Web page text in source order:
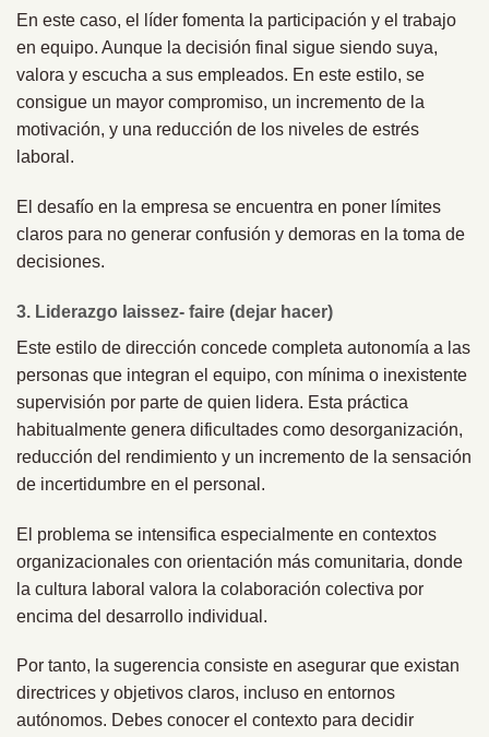
En este caso, el líder fomenta la participación y el trabajo
en equipo. Aunque la decisión final sigue siendo suya,
valora y escucha a sus empleados. En este estilo, se
consigue un mayor compromiso, un incremento de la
motivación, y una reducción de los niveles de estrés
laboral.
El desafío en la empresa se encuentra en poner límites
claros para no generar confusión y demoras en la toma de
decisiones.
3. Liderazgo laissez- faire (dejar hacer)
Este estilo de dirección concede completa autonomía a las
personas que integran el equipo, con mínima o inexistente
supervisión por parte de quien lidera. Esta práctica
habitualmente genera dificultades como desorganización,
reducción del rendimiento y un incremento de la sensación
de incertidumbre en el personal.
El problema se intensifica especialmente en contextos
organizacionales con orientación más comunitaria, donde
la cultura laboral valora la colaboración colectiva por
encima del desarrollo individual.
Por tanto, la sugerencia consiste en asegurar que existan
directrices y objetivos claros, incluso en entornos
autónomos. Debes conocer el contexto para decidir